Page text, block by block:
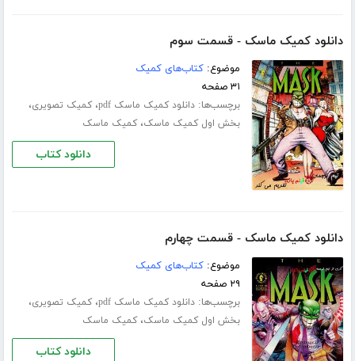
دانلود کمیک ماسک - قسمت سوم
موضوع:کتاب‌های کمیک
۳۱ صفحه
برچسب‌ها:دانلود کمیک ماسک pdf ،کمیک تصویری،
بخش اول کمیک ماسک،کمیک ماسک
دانلود کتاب
دانلود کمیک ماسک - قسمت چهارم
موضوع:کتاب‌های کمیک
۲۹ صفحه
برچسب‌ها:دانلود کمیک ماسک pdf ،کمیک تصویری،
بخش اول کمیک ماسک،کمیک ماسک
دانلود کتاب